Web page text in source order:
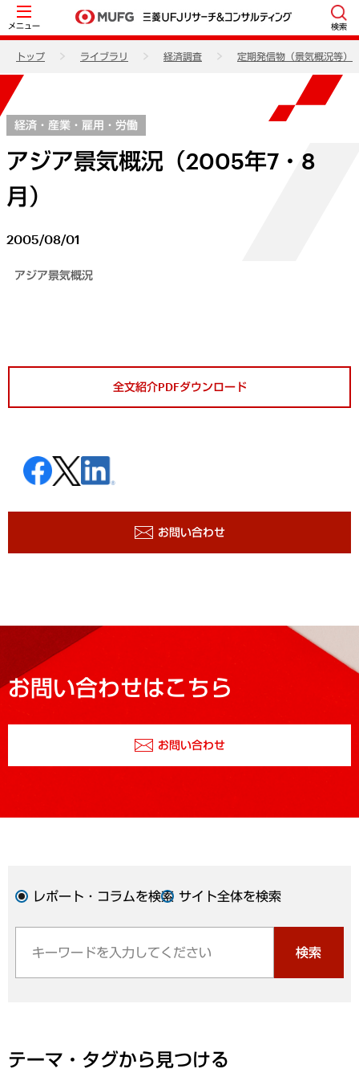
メニュー 検索
トップ ライブラリ 経済調査 定期発信物（景気概況等）
経済・産業・雇用・労働
アジア景気概況（2005年7・8
月）
2005/08/01
アジア景気概況
全文紹介PDFダウンロード
お問い合わせ
お問い合わせはこちら
お問い合わせ
レポート・コラムを検索 サイト全体を検索
検索
テーマ・タグから見つける